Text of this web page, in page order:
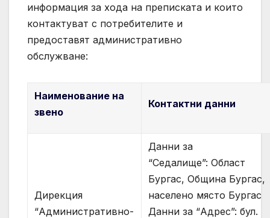
информация за хода на преписката и които
контактуват с потребителите и
предоставят административно
обслужване:
Наименование на
звено
Контактни данни
Дирекция
“Административно-
Данни за
“Седалище”: Област
Бургас, Община Бургас,
населено място Бургас
Данни за “Адрес”: бул.